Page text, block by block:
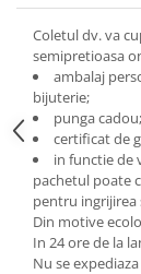
Coletul dv. va
semipretioasa
ambalaj
bijuterie;
punga cadou;
certificat de
in functie de
pachetul poate
pentru ingrijirea
Din motive
In 24 ore de la
Nu se